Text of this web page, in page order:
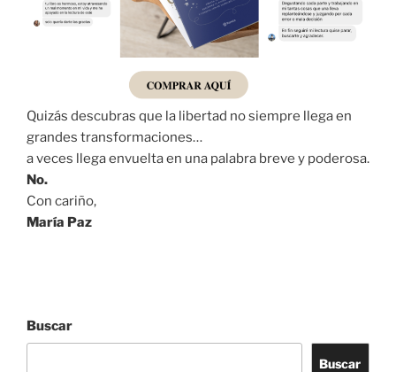
Quizás descubras que la libertad no siempre llega en
grandes transformaciones…
a veces llega envuelta en una palabra breve y poderosa.
No.
Con cariño,
María Paz
Buscar
Buscar